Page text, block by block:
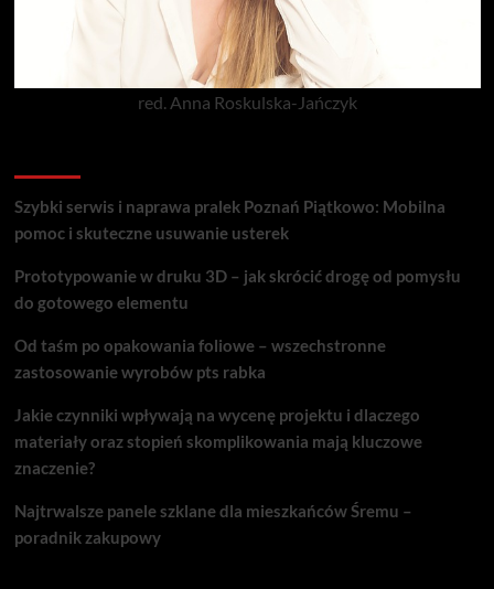
red. Anna Roskulska-Jańczyk
Szybki serwis i naprawa pralek Poznań Piątkowo: Mobilna
pomoc i skuteczne usuwanie usterek
Prototypowanie w druku 3D – jak skrócić drogę od pomysłu
do gotowego elementu
Od taśm po opakowania foliowe – wszechstronne
zastosowanie wyrobów pts rabka
Jakie czynniki wpływają na wycenę projektu i dlaczego
materiały oraz stopień skomplikowania mają kluczowe
znaczenie?
Najtrwalsze panele szklane dla mieszkańców Śremu –
poradnik zakupowy